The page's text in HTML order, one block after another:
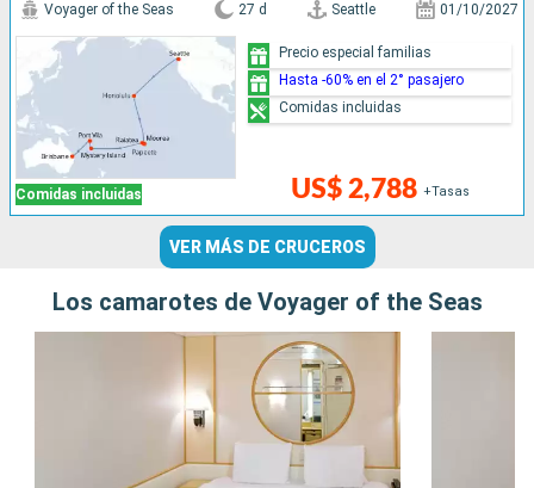
Comidas incluidas
Voyager of the Seas 27 d Seattle 01/10/2027
US$ 2,788 +Tasas
Precio especial familias
Hasta -60% en el 2° pasajero
Comidas incluidas
VER MÁS DE CRUCEROS
Los camarotes de Voyager of the Seas